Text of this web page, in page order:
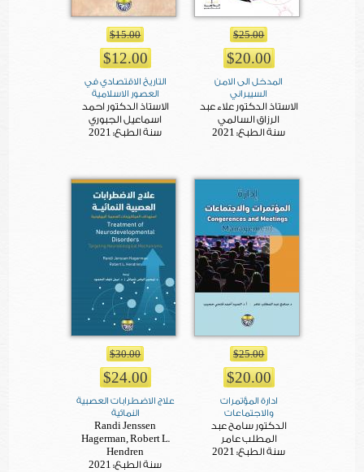
$25.00
$20.00
المدخل الى الامن
السيبراني
الاستاذ الدكتور علاء عبد
الرزاق السالمي
سنة الطبع: 2021
$15.00
$12.00
التاريخ الاقتصادي في
العصور الاسلامية
الاستاذ الدكتور احمد
اسماعيل الجبوري
سنة الطبع: 2021
$25.00
$20.00
ادارة المؤتمرات
والاجتماعات
الدكتور سامح عبد
المطلب عامر
سنة الطبع: 2021
$30.00
$24.00
علاج الاضطرابات العصبية
النمائية
Randi Jenssen
Hagerman, Robert L.
Hendren
سنة الطبع: 2021